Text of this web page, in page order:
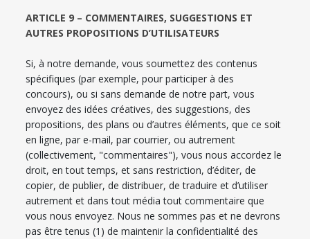
ARTICLE 9 – COMMENTAIRES, SUGGESTIONS ET
AUTRES PROPOSITIONS D’UTILISATEURS
Si, à notre demande, vous soumettez des contenus
spécifiques (par exemple, pour participer à des
concours), ou si sans demande de notre part, vous
envoyez des idées créatives, des suggestions, des
propositions, des plans ou d’autres éléments, que ce soit
en ligne, par e-mail, par courrier, ou autrement
(collectivement, "commentaires"), vous nous accordez le
droit, en tout temps, et sans restriction, d’éditer, de
copier, de publier, de distribuer, de traduire et d’utiliser
autrement et dans tout média tout commentaire que
vous nous envoyez. Nous ne sommes pas et ne devrons
pas être tenus (1) de maintenir la confidentialité des